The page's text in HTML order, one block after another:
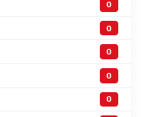
0
0
0
0
0